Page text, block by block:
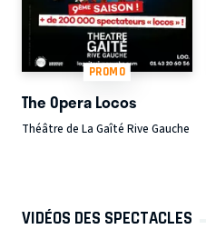
PROMO
The Opera Locos
Théâtre de La Gaîté Rive Gauche
VIDÉOS DES SPECTACLES